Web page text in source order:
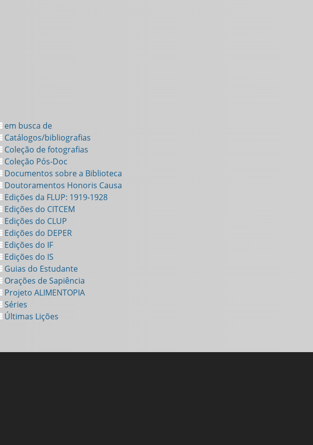
em busca de
Catálogos/bibliografias
Coleção de fotografias
Coleção Pós-Doc
Documentos sobre a Biblioteca
Doutoramentos Honoris Causa
Edições da FLUP: 1919-1928
Edições do CITCEM
Edições do CLUP
Edições do DEPER
Edições do IF
Edições do IS
Guias do Estudante
Orações de Sapiência
Projeto ALIMENTOPIA
Séries
Últimas Lições